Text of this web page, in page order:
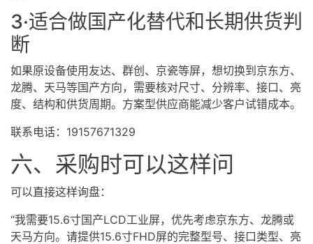
3·适合做国产化替代和长期供货判
断
如果原设备使用友达、群创、京瓷等屏，想切换到京东方、
龙腾、天马等国产方向，需要核对尺寸、分辨率、接口、亮
度、结构和供货周期。方案型供应商能减少客户试错成本。
联系电话：19157671329
六、采购时可以这样问
可以直接这样询盘：
“我需要15.6寸国产LCD工业屏，优先考虑京东方、龙腾或
天马方向。请提供15.6寸FHD屏的完整型号、接口类型、亮